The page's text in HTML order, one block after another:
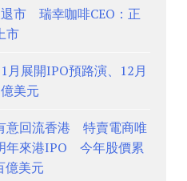
市 瑞幸咖啡CEO：正
市
月展開IPO預路演、12月
美元
意回流香港 特賣電商唯
年來港IPO 今年股價累
億美元